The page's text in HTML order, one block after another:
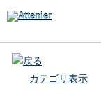
戻る
カテゴリ表示